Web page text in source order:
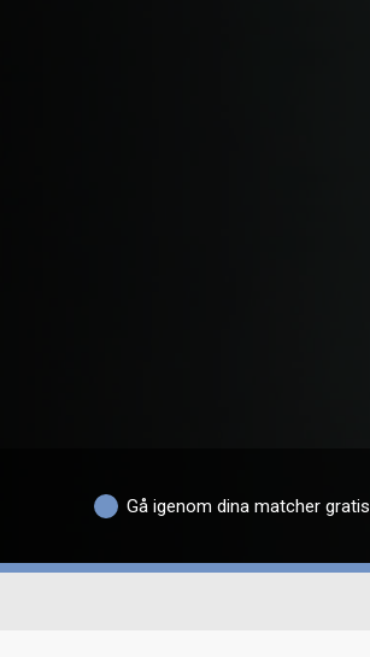
Gå igenom dina matcher gratis